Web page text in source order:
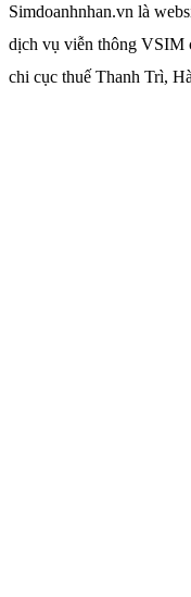
Simdoanhnhan.vn là
dịch vụ viễn thông VSIM
chi cục thuế Thanh Trì,